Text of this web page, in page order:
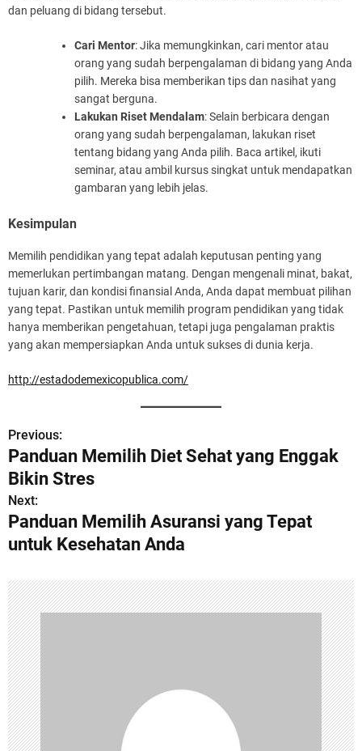
dan peluang di bidang tersebut.
Cari Mentor: Jika memungkinkan, cari mentor atau
orang yang sudah berpengalaman di bidang yang Anda
pilih. Mereka bisa memberikan tips dan nasihat yang
sangat berguna.
Lakukan Riset Mendalam: Selain berbicara dengan
orang yang sudah berpengalaman, lakukan riset
tentang bidang yang Anda pilih. Baca artikel, ikuti
seminar, atau ambil kursus singkat untuk mendapatkan
gambaran yang lebih jelas.
Kesimpulan
Memilih pendidikan yang tepat adalah keputusan penting yang
memerlukan pertimbangan matang. Dengan mengenali minat, bakat,
tujuan karir, dan kondisi finansial Anda, Anda dapat membuat pilihan
yang tepat. Pastikan untuk memilih program pendidikan yang tidak
hanya memberikan pengetahuan, tetapi juga pengalaman praktis
yang akan mempersiapkan Anda untuk sukses di dunia kerja.
http://estadodemexicopublica.com/
P
o
s
t
a
v
i
g
a
Previous:
Panduan Memilih Diet Sehat yang Enggak
Bikin Stres
Next:
Panduan Memilih Asuransi yang Tepat
untuk Kesehatan Anda